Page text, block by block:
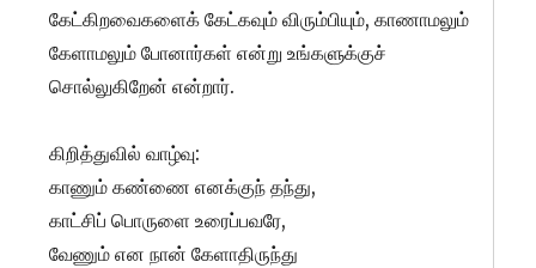
கேட்கிறவைகளைக் கேட்கவும் விரும்பியும், காணாமலும்
கேளாமலும் போனார்கள் என்று உங்களுக்குச்
சொல்லுகிறேன் என்றார்.
கிறித்துவில் வாழ்வு:
காணும் கண்ணை எனக்குந் தந்து,
காட்சிப் பொருளை உரைப்பவரே,
வேணும் என நான் கேளாதிருந்து